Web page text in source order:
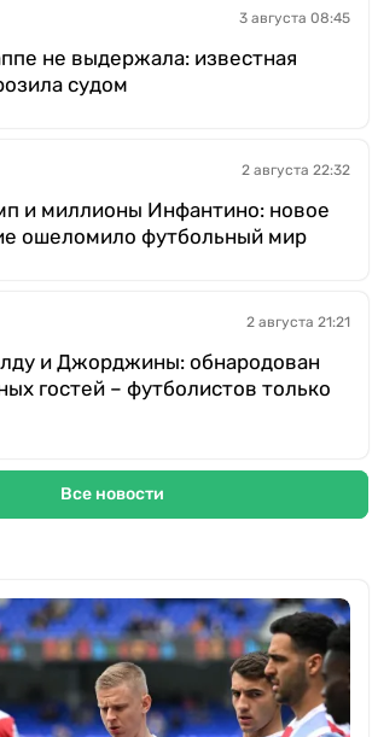
3 августа 08:45
не выдержала: известная
судом
2 августа 22:32
и миллионы Инфантино: новое
ошеломило футбольный мир
2 августа 21:21
и Джорджины: обнародован
гостей – футболистов только
Все новости